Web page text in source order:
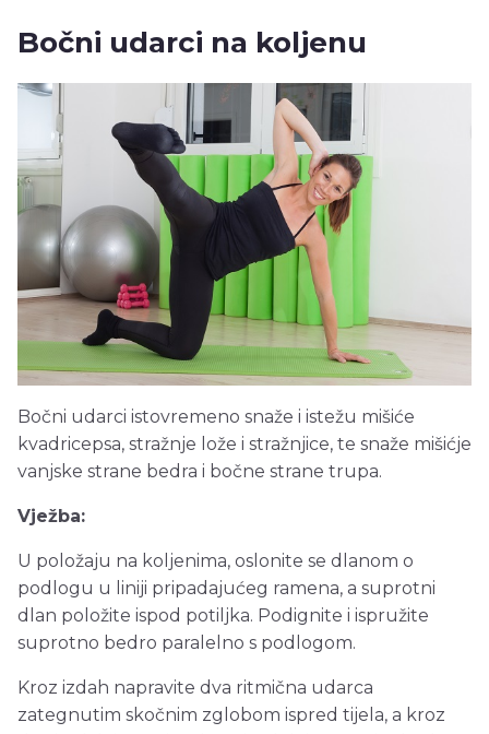
Bočni udarci na koljenu
Bočni udarci istovremeno snaže i istežu mišiće
kvadricepsa, stražnje lože i stražnjice, te snaže mišićje
vanjske strane bedra i bočne strane trupa.
Vježba:
U položaju na koljenima, oslonite se dlanom o
podlogu u liniji pripadajućeg ramena, a suprotni
dlan položite ispod potiljka. Podignite i ispružite
suprotno bedro paralelno s podlogom.
Kroz izdah napravite dva ritmična udarca
zategnutim skočnim zglobom ispred tijela, a kroz